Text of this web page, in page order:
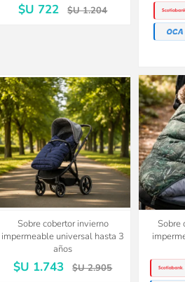
$U 722 $U 1.204
40%
OFF
Sobre cobertor invierno
impermeable universal hasta 3
años
$U 1.743 $U 2.905
Sobre